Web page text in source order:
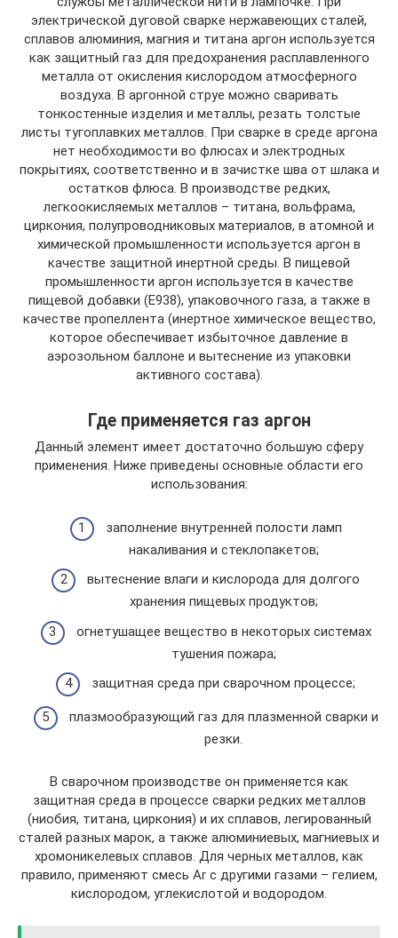
электрической дуговой сварке нержавеющих сталей,
сплавов алюминия, магния и титана аргон используется
как защитный газ для предохранения расплавленного
металла от окисления кислородом атмосферного
воздуха. В аргонной струе можно сваривать
тонкостенные изделия и металлы, резать толстые
листы тугоплавких металлов. При сварке в среде аргона
нет необходимости во флюсах и электродных
покрытиях, соответственно и в зачистке шва от шлака и
остатков флюса. В производстве редких,
легкоокисляемых металлов – титана, вольфрама,
циркония, полупроводниковых материалов, в атомной и
химической промышленности используется аргон в
качестве защитной инертной среды. В пищевой
промышленности аргон используется в качестве
пищевой добавки (Е938), упаковочного газа, а также в
качестве пропеллента (инертное химическое вещество,
которое обеспечивает избыточное давление в
аэрозольном баллоне и вытеснение из упаковки
активного состава).
Где применяется газ аргон
Данный элемент имеет достаточно большую сферу
применения. Ниже приведены основные области его
использования:
заполнение внутренней полости ламп
накаливания и стеклопакетов;
вытеснение влаги и кислорода для долгого
хранения пищевых продуктов;
огнетушащее вещество в некоторых системах
тушения пожара;
защитная среда при сварочном процессе;
плазмообразующий газ для плазменной сварки и
резки.
В сварочном производстве он применяется как
защитная среда в процессе сварки редких металлов
(ниобия, титана, циркония) и их сплавов, легированный
сталей разных марок, а также алюминиевых, магниевых и
хромоникелевых сплавов. Для черных металлов, как
правило, применяют смесь Ar с другими газами – гелием,
кислородом, углекислотой и водородом.